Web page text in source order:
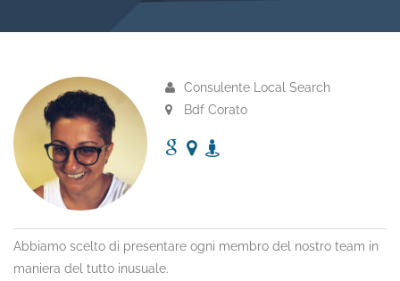
Consulente Local Search
Bdf Corato
Abbiamo scelto di presentare ogni membro del nostro team in
maniera del tutto inusuale.